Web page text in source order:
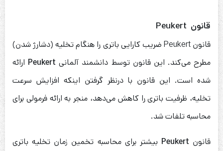
قانون
قانون Peukert ضریب کارایی باتری را هنگام تخلیه (دشارژ شدن)
مطرح می‌کند. این قانون توسط دانشمند آلمانی Peukert ارائه
شده است. این قانون با درنظر گرفتن اینکه افزایش سرعت
تخلیه، ظرفیت باتری را کاهش می‌دهد، منجر به ارائه فرمولی برای
محاسبه تلفات شد.
قانونPeukert بیشتر برای محاسبه تخمین زمان تخلیه باتری